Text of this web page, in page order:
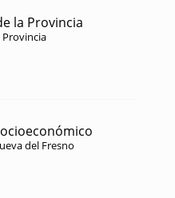
la Provincia
Provincia
del Fresno